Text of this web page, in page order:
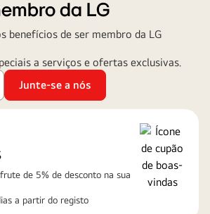
da LG
benefícios de ser membro da LG
a serviços e ofertas exclusivas.
Junte-se a nós
de 5% de desconto na sua
a partir do registo